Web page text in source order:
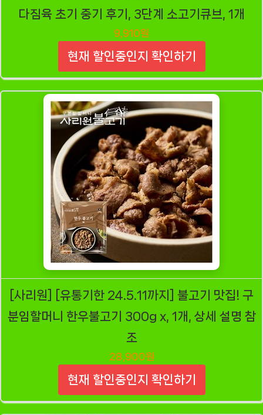
다짐육 초기 중기 후기, 3단계 소고기큐브, 1개
9,910원
현재 할인중인지 확인하기
[사리원] [유통기한 24.5.11까지] 불고기 맛집! 구
분임할머니 한우불고기 300g x, 1개, 상세 설명 참
조
28,900원
현재 할인중인지 확인하기